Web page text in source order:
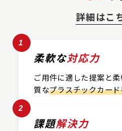
詳細はこ
1
柔軟な対応力
ご用件に適した提案と
質なプラスチックカード
2
課題解決力